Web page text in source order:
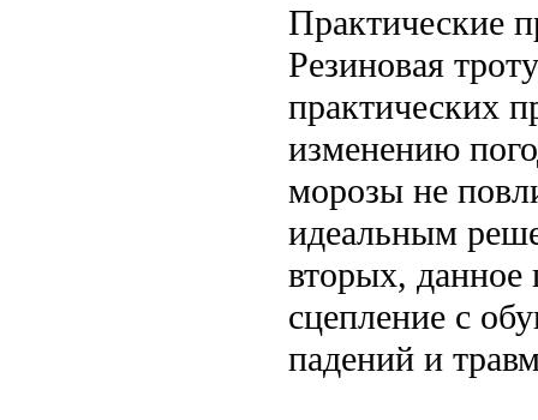
Практические
Резиновая
практических
изменению
морозы не
идеальным
вторых, данное
сцепление с
падений и